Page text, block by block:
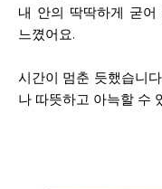
내 안의 딱딱하게 굳
느꼈어요.
시간이 멈춘 듯했습니
나 따뜻하고 아늑할 수